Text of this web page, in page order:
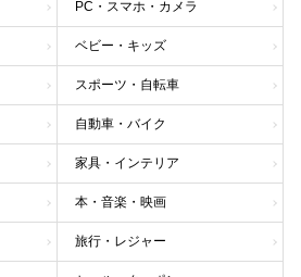
PC・スマホ・カメラ
ベビー・キッズ
スポーツ・自転車
自動車・バイク
家具・インテリア
本・音楽・映画
旅行・レジャー